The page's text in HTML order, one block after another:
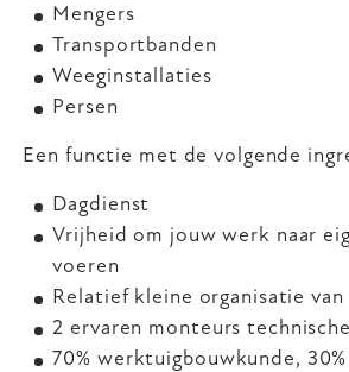
Mengers
Transportbanden
Weeginstallaties
Persen
Een functie met de volgende
Dagdienst
Vrijheid om jouw werk naar
voeren
Relatief kleine organisatie van
2 ervaren monteurs
70% werktuigbouwkunde,